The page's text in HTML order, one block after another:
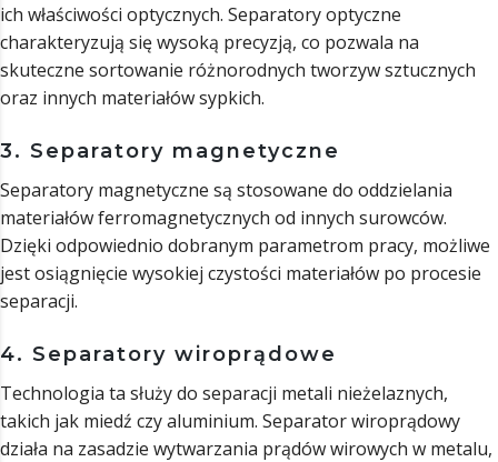
ich właściwości optycznych. Separatory optyczne
charakteryzują się wysoką precyzją, co pozwala na
skuteczne sortowanie różnorodnych tworzyw sztucznych
oraz innych materiałów sypkich.
3. Separatory magnetyczne
Separatory magnetyczne są stosowane do oddzielania
materiałów ferromagnetycznych od innych surowców.
Dzięki odpowiednio dobranym parametrom pracy, możliwe
jest osiągnięcie wysokiej czystości materiałów po procesie
separacji.
4. Separatory wiroprądowe
Technologia ta służy do separacji metali nieżelaznych,
takich jak miedź czy aluminium. Separator wiroprądowy
działa na zasadzie wytwarzania prądów wirowych w metalu,